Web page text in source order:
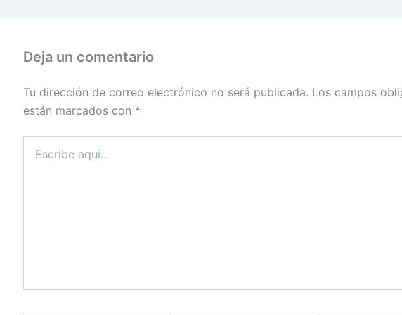
Deja un comentario
Tu dirección de correo electrónico no será publicada. Los campos
están marcados con *
aquí...